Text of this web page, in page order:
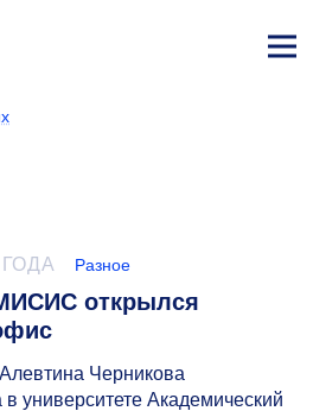
Разное
открылся
Черникова
университете Академический